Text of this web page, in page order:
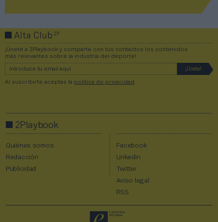
Alta Club2P
¡Únete a 2Playbook y comparte con tus contactos los contenidos
más relevantes sobre la industria del deporte!
Al suscribirte aceptas la política de privacidad .
2Playbook
Quiénes somos
Redacción
Publicidad
Facebook
Linkedin
Twitter
Aviso legal
RSS